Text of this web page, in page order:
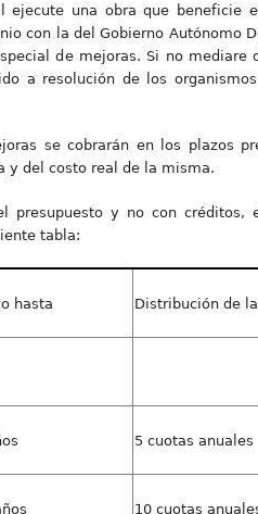
ejecute una obra que beneficie
con la del Gobierno Autónomo
de mejoras. Si no mediare
a resolución de los
se cobrarán en los plazos
y del costo real de la misma.
presupuesto y no con
tabla:
hasta Distribución de
5 cuotas anuales
10 cuotas